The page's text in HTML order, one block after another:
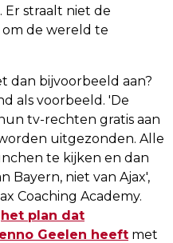
Er straalt niet de
de wereld te
dan bijvoorbeeld aan?
als voorbeeld. 'De
tv-rechten gratis aan
uitgezonden. Alle
te kijken en dan
Bayern, niet van Ajax',
Coaching Academy.
het plan dat
Geelen heeft met